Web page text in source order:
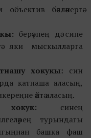
бәяләнергә
берәүнең дә сине
яки мыскылларга
хокукы: син
катнаша аласың,
әйтә аласың.
хокук: синең
турындагы
башка фаш